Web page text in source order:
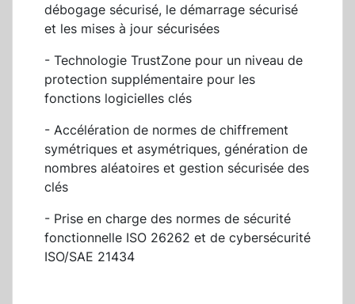
débogage sécurisé, le démarrage sécurisé
et les mises à jour sécurisées
- Technologie TrustZone pour un niveau de
protection supplémentaire pour les
fonctions logicielles clés
- Accélération de normes de chiffrement
symétriques et asymétriques, génération de
nombres aléatoires et gestion sécurisée des
clés
- Prise en charge des normes de sécurité
fonctionnelle ISO 26262 et de cybersécurité
ISO/SAE 21434